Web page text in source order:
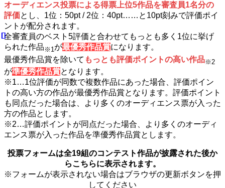
オーディエンス投票による得票上位5作品を審査員1名分の
評価とし、1位：50pt / 2位：40pt……と10pt刻みで評価ポイ
ントが配分されます。
全審査員のベスト5評価と合わせてもっとも多く1位に挙げ
られた作品 ※1が最優秀作品賞になります。
最優秀作品賞を除いて もっとも評価ポイントの高い作品※2
が準優秀作品賞となります。
※1…1位評価が同数で複数作品にあった場合、評価ポイン
トの高い方の作品が最優秀作品賞となります。評価ポイント
も同点だった場合は、より多くのオーディエンス票が入った
方の作品とします。
※2…評価ポイントが同点だった場合、より多くのオーディ
エンス票が入った作品を準優秀作品賞とします。
投票フォームは全19組のコンテスト作品が披露された後か
らこちらに表示されます。
※フォームが表示されない場合はブラウザの更新ボタンを押
してください